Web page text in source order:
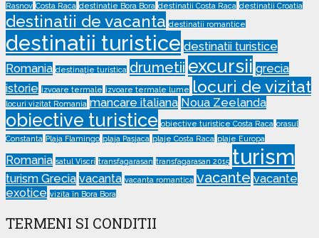
Rasnov Costa Raca destinatie Bora Bora destinatii Costa Raca destinatii Croatia
destinatii de vacanta destinatii romantice
destinatii turistice destinatii turistice
Romania destinație turistica drumetii excursii grecia
istorie izvoare termale izvoare termale lume locuri de vizitat
locuri vizitat Romania mancare italiana Noua Zeelanda
obiective turistice obiective turistice Costa Raca orasul
Constanta Plaja Flamingo plaja Pasjaca plaje Costa Raca plaje Europa
Romania satul Viscri transfagarasan transfagarasan 2015 turism
turism Grecia vacanta vacanta romantica vacante vacante
exotice vizita în Bora Bora
TERMENI SI CONDITII